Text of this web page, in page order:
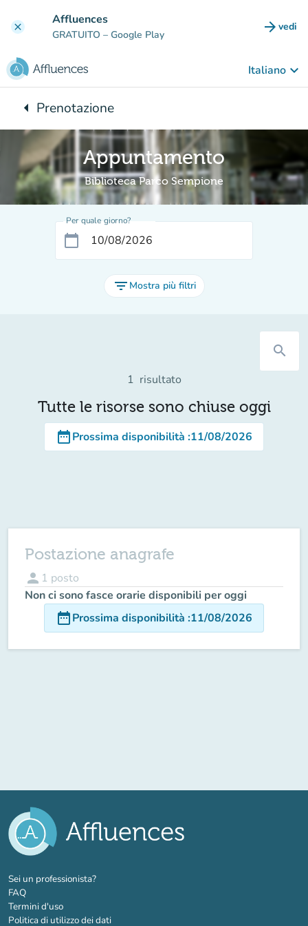
clear Affluences
GRATUITO – Google Play arrow_forward vedi
Italiano keyboard_arrow_down
arrow_leftTorna a:
Prenotazione
Appuntamento
Biblioteca Parco Sempione
Per quale giorno?
calendar_today
filter_list Mostra più filtri
search
1 risultato
Tutte le risorse sono chiuse oggi
date_rangeProssima disponibilità :11/08/2026
Postazione anagrafe
person 1 posto
Non ci sono fasce orarie disponibili per oggi
date_rangeProssima disponibilità :11/08/2026
Sei un professionista?(nuova scheda)
FAQ
Termini d'uso
Politica di utilizzo dei dati